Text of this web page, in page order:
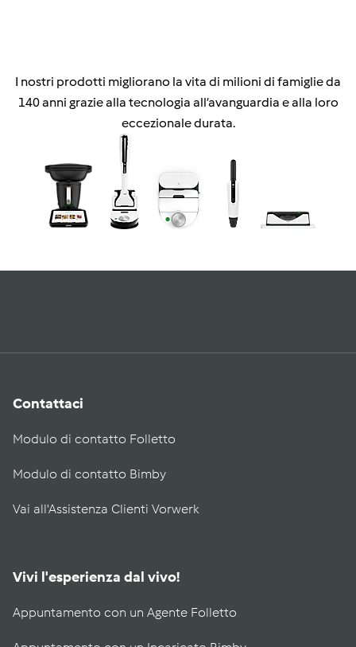
I nostri prodotti migliorano la vita di milioni di famiglie da
140 anni grazie alla tecnologia all’avanguardia e alla loro
eccezionale durata.
Contattaci
Modulo di contatto Folletto
Modulo di contatto Bimby
Vai all'Assistenza Clienti Vorwerk
Vivi l'esperienza dal vivo!
Appuntamento con un Agente Folletto